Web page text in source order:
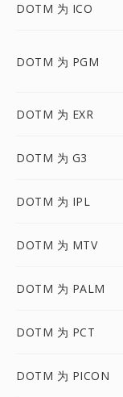
DOTM 为 ICO
DOTM 为 PGM
DOTM 为 EXR
DOTM 为 G3
DOTM 为 IPL
DOTM 为 MTV
DOTM 为 PALM
DOTM 为 PCT
DOTM 为 PICON